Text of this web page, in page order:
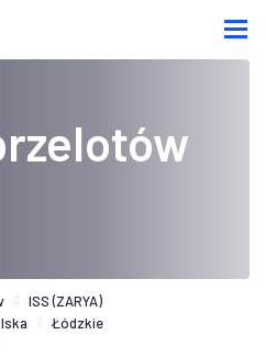
ISS (ZARYA)
Łódzkie